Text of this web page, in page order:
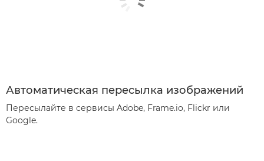
Автоматическая пересылка изображений
Пересылайте в сервисы Adobe, Frame.io, Flickr или
Google.